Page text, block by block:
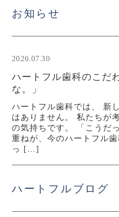
お知らせ
2026.07.30
ハートフル歯科のこだ
な。」
ハートフル歯科では、 新
はありません。 私たちが
の気持ちです。 「こうだ
重ねが、今のハートフル
っ […]
2026.07.30
トランセントホワイト
ハートフルブログ